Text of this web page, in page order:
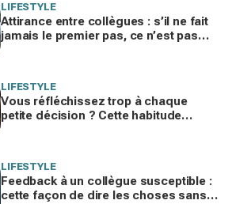
LIFESTYLE
Attirance entre collègues : s’il ne fait
jamais le premier pas, ce n’est pas
LIFESTYLE
Vous réfléchissez trop à chaque
petite décision ? Cette habitude
LIFESTYLE
Feedback à un collègue susceptible :
cette façon de dire les choses sans